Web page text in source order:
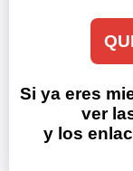
Si ya eres
ver
y los